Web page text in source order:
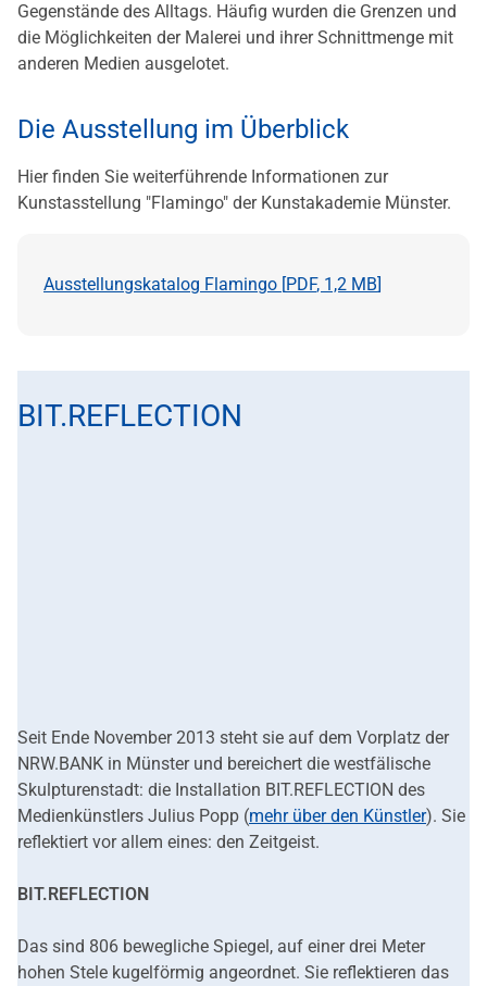
Gegenstände des Alltags. Häufig wurden die Grenzen und
die Möglichkeiten der Malerei und ihrer Schnittmenge mit
anderen Medien ausgelotet.
Die Ausstellung im Überblick
Hier finden Sie weiterführende Informationen zur
Kunstasstellung "Flamingo" der Kunstakademie Münster.
Ausstellungskatalog Flamingo [PDF, 1,2 MB]
BIT.REFLECTION
Seit Ende November 2013 steht sie auf dem Vorplatz der
NRW.BANK in Münster und bereichert die westfälische
Skulpturenstadt: die Installation BIT.REFLECTION des
Medienkünstlers Julius Popp (mehr über den Künstler). Sie
reflektiert vor allem eines: den Zeitgeist.
BIT.REFLECTION
Das sind 806 bewegliche Spiegel, auf einer drei Meter
hohen Stele kugelförmig angeordnet. Sie reflektieren das